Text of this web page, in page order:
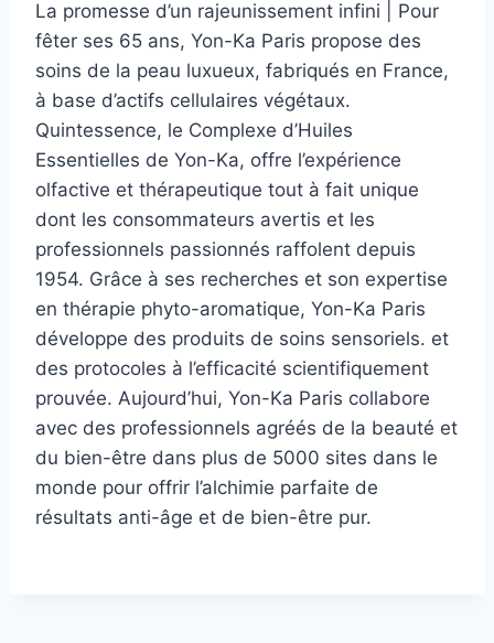
La promesse d’un rajeunissement infini | Pour
fêter ses 65 ans, Yon-Ka Paris propose des
soins de la peau luxueux, fabriqués en France,
à base d’actifs cellulaires végétaux.
Quintessence, le Complexe d’Huiles
Essentielles de Yon-Ka, offre l’expérience
olfactive et thérapeutique tout à fait unique
dont les consommateurs avertis et les
professionnels passionnés raffolent depuis
1954. Grâce à ses recherches et son expertise
en thérapie phyto-aromatique, Yon-Ka Paris
développe des produits de soins sensoriels. et
des protocoles à l’efficacité scientifiquement
prouvée. Aujourd’hui, Yon-Ka Paris collabore
avec des professionnels agréés de la beauté et
du bien-être dans plus de 5000 sites dans le
monde pour offrir l’alchimie parfaite de
résultats anti-âge et de bien-être pur.